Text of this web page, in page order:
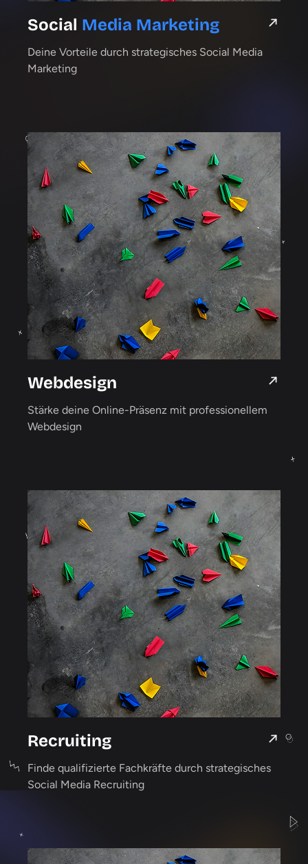
Social Media Marketing
Deine Vorteile durch strategisches Social Media
Marketing
Webdesign
Stärke deine Online-Präsenz mit professionellem
Webdesign
Recruiting
Finde qualifizierte Fachkräfte durch strategisches
Social Media Recruiting